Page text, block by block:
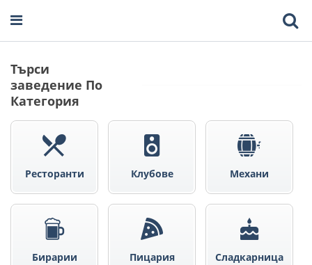
Търси
заведение По
Категория
Ресторанти Клубове Механи
Бирарии Пицария Сладкарница